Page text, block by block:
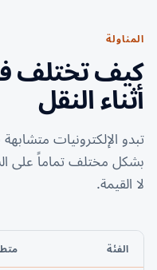
المناولة
كيف تختلف
أثناء النقل
تبدو الإلكترونيات
بشكل مختلف تماماً على
لا القيمة.
الفئة